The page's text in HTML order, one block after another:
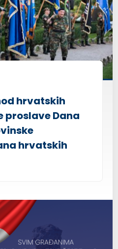
hrvatskih
Dana
hrvatskih